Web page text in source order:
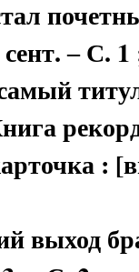
‒ С. 1
:
выход